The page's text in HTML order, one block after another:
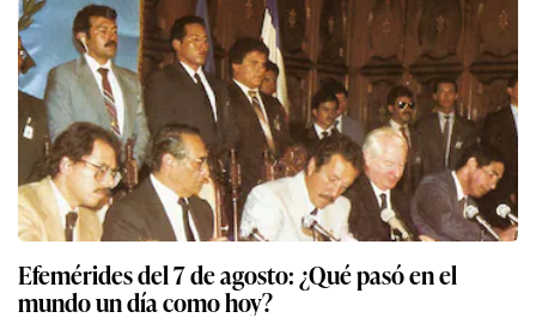
Efemérides del 7 de agosto: ¿Qué pasó en el
mundo un día como hoy?